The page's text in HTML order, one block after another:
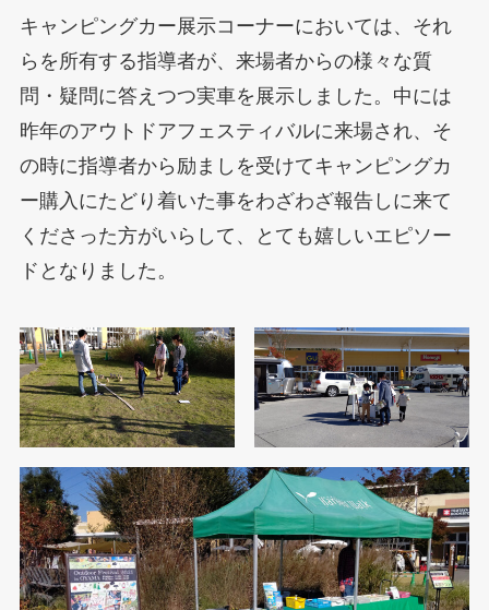
キャンピングカー展示コーナーにおいては、それ
らを所有する指導者が、来場者からの様々な質
問・疑問に答えつつ実車を展示しました。中には
昨年のアウトドアフェスティバルに来場され、そ
の時に指導者から励ましを受けてキャンピングカ
ー購入にたどり着いた事をわざわざ報告しに来て
くださった方がいらして、とても嬉しいエピソー
ドとなりました。